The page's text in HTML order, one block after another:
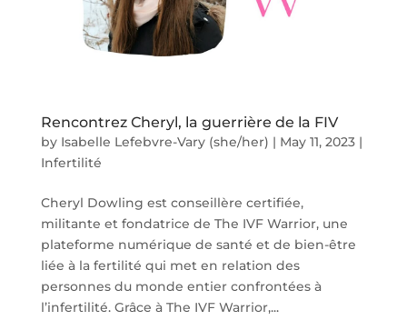
Rencontrez Cheryl, la guerrière de la FIV
by Isabelle Lefebvre-Vary (she/her) | May 11, 2023|
Infertilité
Cheryl Dowling est conseillère certifiée,
militante et fondatrice de The IVF Warrior, une
plateforme numérique de santé et de bien-être
liée à la fertilité qui met en relation des
personnes du monde entier confrontées à
l’infertilité. Grâce à The IVF Warrior,...